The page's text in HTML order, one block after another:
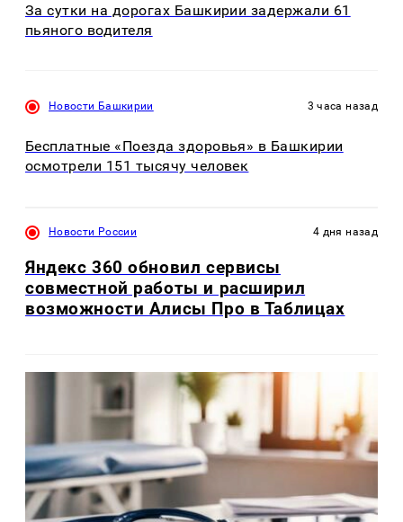
За сутки на дорогах Башкирии задержали 61
пьяного водителя
Новости Башкирии 3 часа назад
Бесплатные «Поезда здоровья» в Башкирии
осмотрели 151 тысячу человек
Новости России 4 дня назад
Яндекс 360 обновил сервисы
совместной работы и расширил
возможности Алисы Про в Таблицах